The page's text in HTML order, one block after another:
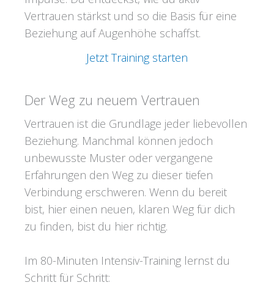
Vertrauen stärkst und so die Basis für eine
Beziehung auf Augenhöhe schaffst.
Jetzt Training starten
Der Weg zu neuem Vertrauen
Vertrauen ist die Grundlage jeder liebevollen
Beziehung. Manchmal können jedoch
unbewusste Muster oder vergangene
Erfahrungen den Weg zu dieser tiefen
Verbindung erschweren. Wenn du bereit
bist, hier einen neuen, klaren Weg für dich
zu finden, bist du hier richtig.
Im 80-Minuten Intensiv-Training lernst du
Schritt für Schritt: